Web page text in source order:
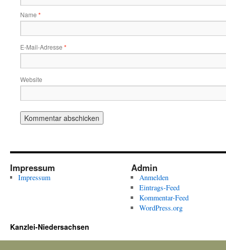
Name *
E-Mail-Adresse *
Website
Impressum
Impressum
Admin
Anmelden
Eintrags-Feed
Kommentar-Feed
WordPress.org
Kanzlei-Niedersachsen